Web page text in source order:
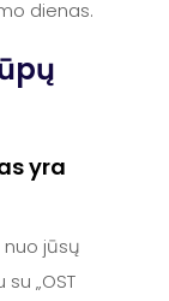
dienas.
yra
jūsų
„OST